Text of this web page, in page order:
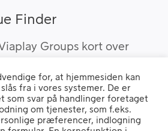
Finder
Groups kort over
og hoteller, som kan
i Danmark.
for, at hjemmesiden kan
fra i vores systemer. De er
som svar på handlinger foretaget
om tjenester, som f.eks.
præferencer, indlogning